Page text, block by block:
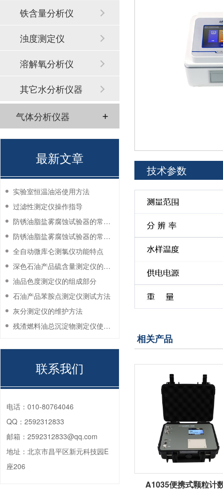
技术参数
相关产品
A1035便携式颗粒计
铁含量分析仪
浊度测定仪
溶解氧分析仪
其它水分析仪器
气体分析仪器
最新文章
实验室恒温油浴使用方法
过滤性测定仪操作指导
防锈油脂盐雾腐蚀试验器的常见故障与解决方法
防锈油脂盐雾腐蚀试验器的常见故障与解决方法
全自动微库仑测氯仪功能特点
深色石油产品硫含量测定仪的工作环境要求
油品色度测定仪的组成部分
石油产品苯胺点测定仪测试方法
灰分测定仪的维护方法
残渣燃料油总沉淀物测定仪使用注意事项
联系我们
电话： 010-80764046
QQ： 2592312833
邮箱： 2592312833@qq.com
地址： 北京市昌平区新元科技园E
座206